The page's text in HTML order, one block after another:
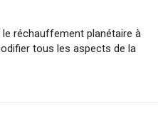
réchauffement planétaire à
tous les aspects de la